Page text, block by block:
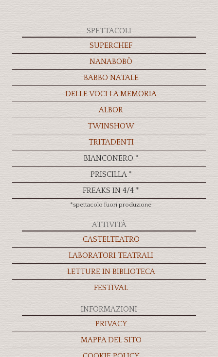
SPETTACOLI
SUPERCHEF
NANABOBÒ
BABBO NATALE
DELLE VOCI LA MEMORIA
ALBOR
TWINSHOW
TRITADENTI
BIANCONERO *
PRISCILLA *
FREAKS IN 4/4 *
*spettacolo fuori produzione
ATTIVITÀ
CASTELTEATRO
LABORATORI TEATRALI
LETTURE IN BIBLIOTECA
FESTIVAL
INFORMAZIONI
PRIVACY
MAPPA DEL SITO